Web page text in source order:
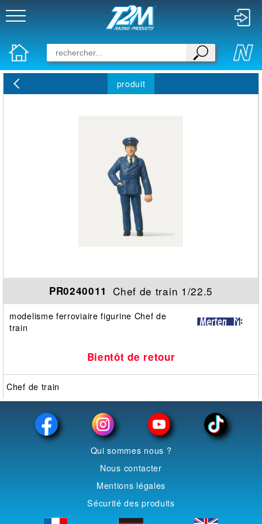
produit
PR0240011 Chef de train 1/22.5
modelisme ferroviaire figurine Chef de
train
Bientôt de retour
Chef de train
Qui sommes nous ?
Nous contacter
Mentions légales
Sécurité des produits